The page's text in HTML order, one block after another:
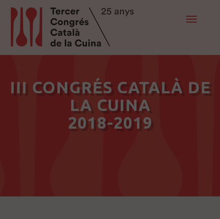
Toggle
III CONGRÉS CATALÀ DE
LA CUINA
2018-2019